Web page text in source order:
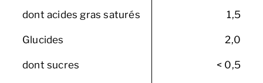
dont acides gras saturés 1,5
Glucides 2,0
dont sucres < 0,5